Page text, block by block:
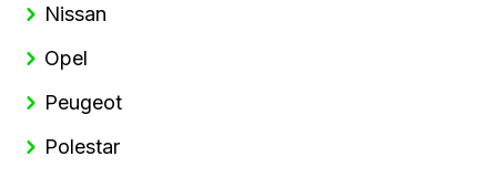
Nissan
Opel
Peugeot
Polestar